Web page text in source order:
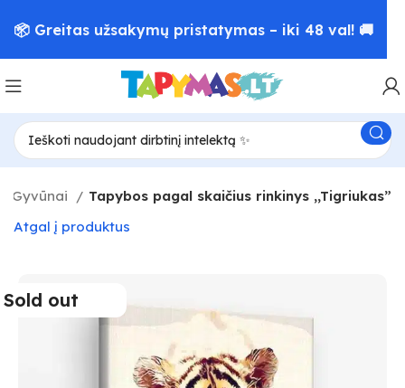
Gyvūnai
Tapybos pagal skaičius rinkinys ,,Tigriukas”
Atgal į produktus
Sold out
📦 Greitas užsakymų pristatymas – iki 48 val! 🚚